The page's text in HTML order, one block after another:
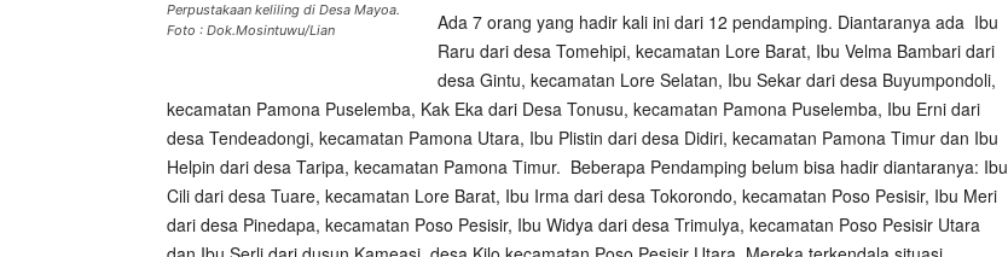
Perpustakaan keliling di Desa Mayoa.
Foto : Dok.Mosintuwu/Lian
Ada 7 orang yang hadir kali ini dari 12 pendamping. Diantaranya ada Ibu
Raru dari desa Tomehipi, kecamatan Lore Barat, Ibu Velma Bambari dari
desa Gintu, kecamatan Lore Selatan, Ibu Sekar dari desa Buyumpondoli,
kecamatan Pamona Puselemba, Kak Eka dari Desa Tonusu, kecamatan Pamona Puselemba, Ibu Erni dari
desa Tendeadongi, kecamatan Pamona Utara, Ibu Plistin dari desa Didiri, kecamatan Pamona Timur dan Ibu
Helpin dari desa Taripa, kecamatan Pamona Timur. Beberapa Pendamping belum bisa hadir diantaranya: Ibu
Cili dari desa Tuare, kecamatan Lore Barat, Ibu Irma dari desa Tokorondo, kecamatan Poso Pesisir, Ibu Meri
dari desa Pinedapa, kecamatan Poso Pesisir, Ibu Widya dari desa Trimulya, kecamatan Poso Pesisir Utara